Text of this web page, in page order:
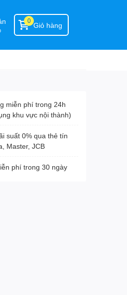
Giỏ hàng
0
miễn phí trong 24h
khu vực nội thành)
suất 0% qua thẻ tín
Master, JCB
phí trong 30 ngày